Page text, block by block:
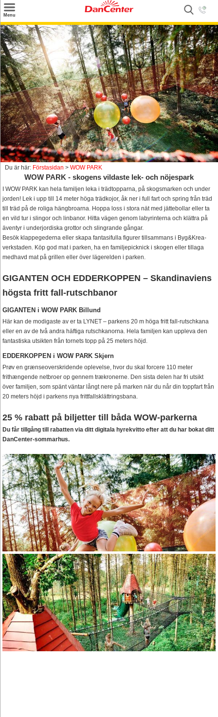
Menu
Sök
Tilbud
Inspiration
Info
Service
Kontakt
Husägare
Du är här: Förstasidan > WOW PARK
WOW PARK - skogens vildaste lek- och nöjespark
I WOW PARK kan hela familjen leka i trädtopparna, på skogsmarken och under
jorden! Lek i upp till 14 meter höga trädkojor, åk ner i full fart och spring från träd
till träd på de roliga hängbroarna. Hoppa loss i stora nät med jättebollar eller ta
en vild tur i slingor och linbanor. Hitta vägen genom labyrinterna och klättra på
äventyr i underjordiska grottor och slingrande gångar.
Besök klappegederna eller skapa fantasifulla figurer tillsammans i Byg&Krea-
verkstaden. Köp god mat i parken, ha en familjepicknick i skogen eller tillaga
medhavd mat på grillen eller över lägerelden i parken.
GIGANTEN OCH EDDERKOPPEN – Skandinaviens
högsta fritt fall-rutschbanor
GIGANTEN i WOW PARK Billund
Här kan de modigaste av er ta LYNET – parkens 20 m höga fritt fall-rutschkana
eller en av de två andra häftiga rutschkanorna. Hela familjen kan uppleva den
fantastiska utsikten från tornets topp på 25 meters höjd.
EDDERKOPPEN i WOW PARK Skjern
Prøv en grænseoverskridende oplevelse, hvor du skal forcere 110 meter
frithængende netbroer op gennem trækronerne. Den sista delen har fri utsikt
över familjen, som spänt väntar långt nere på marken när du når din toppfart från
20 meters höjd i parkens nya frittfallsklättringsbana.
25 % rabatt på biljetter till båda WOW-parkerna
Du får tillgång till rabatten via ditt digitala hyrekvitto efter att du har bokat ditt
DanCenter-sommarhus.